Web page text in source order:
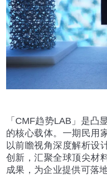
「 CMF趋势LAB 」是凸显
的核心载体。一期民用
以前瞻视角深度解析设
创新，汇聚全球顶尖材
成果，为企业提供可落